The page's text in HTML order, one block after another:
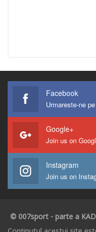
Facebook
Google+
Join us on
Instagram
Join us on
© 007sport - parte a